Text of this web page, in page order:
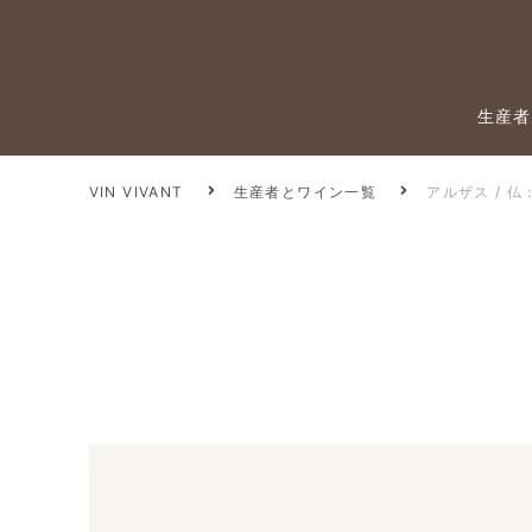
生産
VIN VIVANT 生産者とワイン一覧 アルザス / 仏